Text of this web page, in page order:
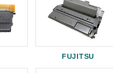
FUJITSU